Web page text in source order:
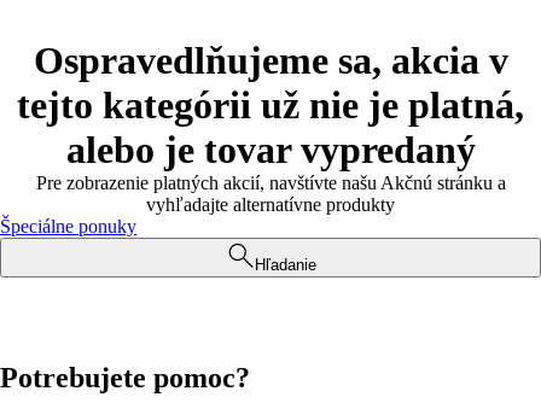
Ospravedlňujeme sa, akcia v
tejto kategórii už nie je platná,
alebo je tovar vypredaný
Pre zobrazenie platných akcií, navštívte našu Akčnú stránku a
vyhľadajte alternatívne produkty
Špeciálne ponuky
Hľadanie
Potrebujete pomoc?